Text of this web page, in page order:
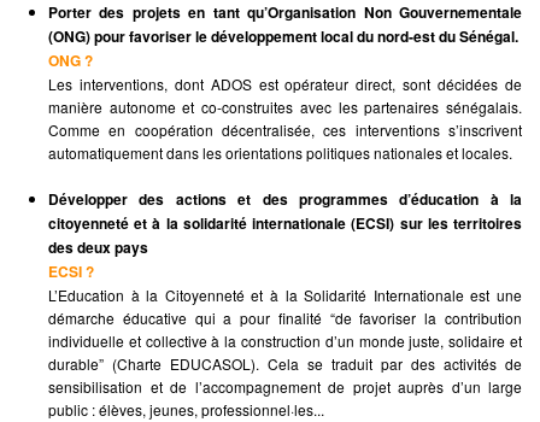
Porter des projets en tant qu’Organisation Non Gouvernementale
(ONG) pour favoriser le développement local du nord‑est du Sénégal.
ONG ?
Les interventions, dont ADOS est opérateur direct, sont décidées de
manière autonome et co-construites avec les partenaires sénégalais.
Comme en coopération décentralisée, ces interventions s’inscrivent
automatiquement dans les orientations politiques nationales et locales.
Développer des actions et des programmes d’éducation à la
citoyenneté et à la solidarité internationale (ECSI) sur les territoires
des deux pays
ECSI ?
L’Education à la Citoyenneté et à la Solidarité Internationale est une
démarche éducative qui a pour finalité “de favoriser la contribution
individuelle et collective à la construction d’un monde juste, solidaire et
durable” (Charte EDUCASOL). Cela se traduit par des activités de
sensibilisation et de l’accompagnement de projet auprès d’un large
public : élèves, jeunes, professionnel·les...